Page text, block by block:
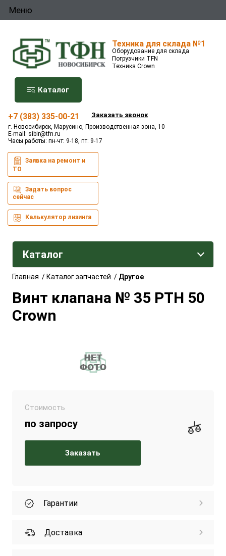
Меню
Техника для склада №1
Оборудование для склада
Погрузчики TFN
Техника Crown
Каталог
+7 (383) 335-00-21 Заказать звонок
г. Новосибирск, Марусино, Производственная зона, 10
E-mail: sibir@tfn.ru
Часы работы: пн-чт: 9-18, пт: 9-17
Заявка на ремонт и
ТО
Задать вопрос
сейчас
Калькулятор лизинга
Каталог
Главная /Каталог запчастей / Другое
Винт клапана № 35 РТН 50
Crown
Стоимость
по запросу
Заказать
Гарантии
Доставка